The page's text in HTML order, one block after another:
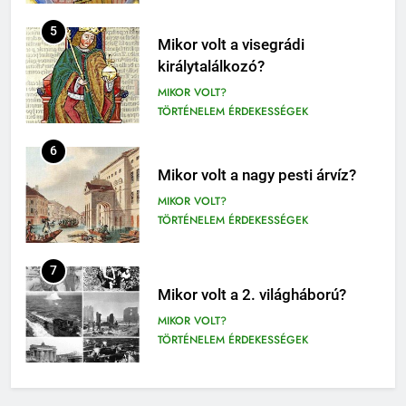
5
Mikor volt a visegrádi
királytalálkozó?
MIKOR VOLT?
TÖRTÉNELEM ÉRDEKESSÉGEK
6
Mikor volt a nagy pesti árvíz?
MIKOR VOLT?
TÖRTÉNELEM ÉRDEKESSÉGEK
7
Mikor volt a 2. világháború?
MIKOR VOLT?
TÖRTÉNELEM ÉRDEKESSÉGEK
8
olvasónapló
5. OSZTÁLY OLVASÓNAPLÓ
OLVASÓNAPLÓK
A jó palócok (elemzés)
ELEMZÉSEK-VERSELEMZÉS
OLVASÓNAPLÓK
olvasónapló
OLVASÓNAPLÓK
Kemény Zsigmond: A rajongók
11
BIOLÓGIA ÉRDEKESSÉGEK
12